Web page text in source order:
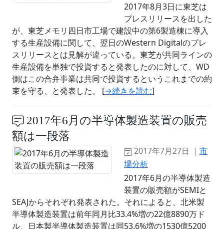
2017年8月3日に東芝は
プレスリリースを出した
が、東芝メモリ四日市工場で建設中の第6製造棟に導入
する生産設備に関して、翌日のWestern Digitalのプレ
スリリースとは見解が違っている。東芝が共同ラインの
生産設備を単独で投資すると発表したのに対して、WD
側はこの合弁事業は共同で投資するというこれまでの約
束を守る、と発表した。 [→続きを読む]
2017年6月の半導体製造装置の販売
額は一段落
2017年7月27日 ｜ 市
場分析
2017年6月の半導体製造
装置の販売額がSEMIと
SEAJからそれぞれ発表された。それによると、北米製
半導体製造装置は前年同月比33.4%増の22億8890万ド
ル、日本製半導体製造装置は同53.6%増の1530億5200